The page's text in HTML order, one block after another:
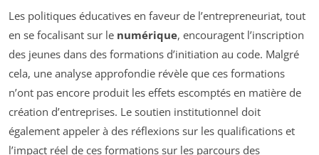
Les politiques éducatives en faveur de l’entrepreneuriat, tout
en se focalisant sur le numérique, encouragent l’inscription
des jeunes dans des formations d’initiation au code. Malgré
cela, une analyse approfondie révèle que ces formations
n’ont pas encore produit les effets escomptés en matière de
création d’entreprises. Le soutien institutionnel doit
également appeler à des réflexions sur les qualifications et
l’impact réel de ces formations sur les parcours des